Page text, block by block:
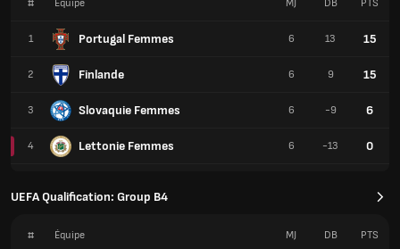
# Équipe
1 Portugal Femmes
2 Finlande
3 Slovaquie Femmes
4 Lettonie Femmes
MJ DB PTS
6 13 15
6 9 15
6 -9 6
6 -13 0
UEFA Qualification: Group B4
# Équipe MJ DB PTS